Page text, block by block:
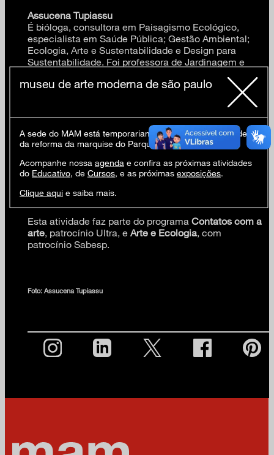
Assucena Tupiassu
É bióloga, consultora em Paisagismo Ecológico,
especialista em Saúde Pública; Gestão Ambiental;
Ecologia, Arte e Sustentabilidade e Design para
Sustentabilidade. Foi professora de Jardinagem e
coordenou o Projeto Crer-Ser “Germinando a
cidadania”, Curso de Capacitação em Jardinagem
atualmente trabalha em projetos com Oficinas de
Jardinagem com foco em Saúde Mental e Horta
Comunitária. Escreveu o Projeto Pedagógico do
Morumbi. Palestrante e autora do Livro Da planta ao
Jardim.
Esta atividade faz parte do programa Contatos com a
arte , patrocínio Ultra, e Arte e Ecologia , com
patrocínio Sabesp.
Foto: Assucena Tupiassu
museu de arte moderna de são paulo
A sede do MAM está temporariamente fechada em virtude
da reforma da marquise do Parque Ibirapuera.
Acompanhe nossa agenda e confira as próximas atividades
do Educativo, de Cursos, e as próximas exposições.
Clique aqui e saiba mais.